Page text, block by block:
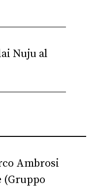
Nuju al
Ambrosi
(Gruppo